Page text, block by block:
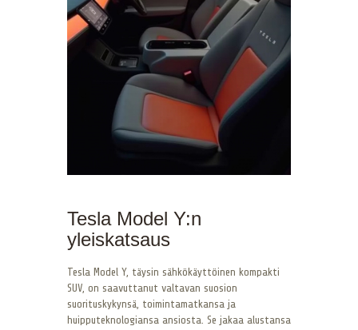
Tesla Model Y:n
yleiskatsaus
Tesla Model Y, täysin sähkökäyttöinen kompakti
SUV, on saavuttanut valtavan suosion
suorituskykynsä, toimintamatkansa ja
huipputeknologiansa ansiosta. Se jakaa alustansa